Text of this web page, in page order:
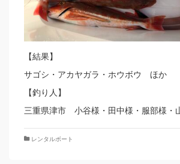
【結果】
サゴシ・アカヤガラ・ホウボウ ほか
【釣り人】
三重県津市 小谷様・田中様・服部様・
レンタルボート